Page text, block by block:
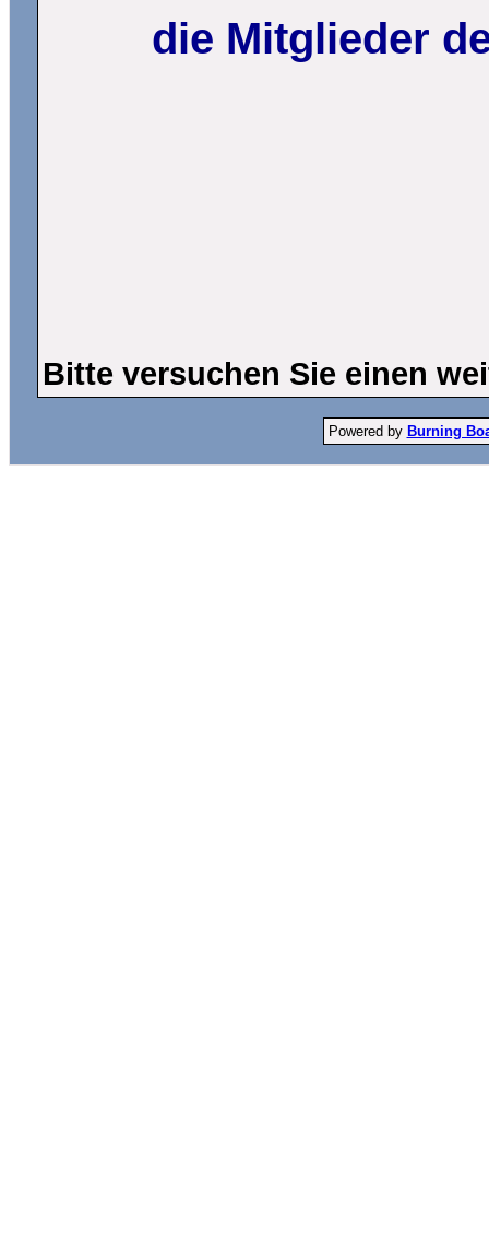
die Mitglieder
Bitte versuchen Sie einen
Powered by Burning